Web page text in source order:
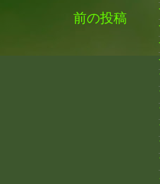
前の投稿